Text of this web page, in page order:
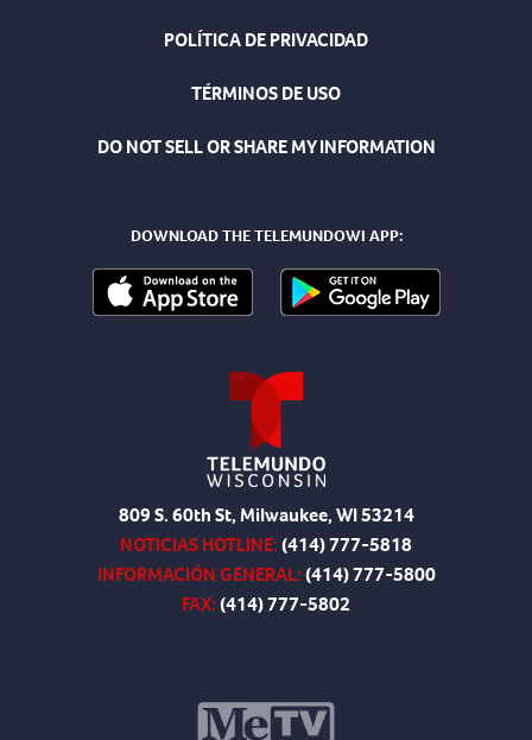
POLÍTICA DE PRIVACIDAD
TÉRMINOS DE USO
DO NOT SELL OR SHARE MY INFORMATION
DOWNLOAD THE TELEMUNDOWI APP:
809 S. 60th St, Milwaukee, WI 53214
NOTICIAS HOTLINE:(414) 777-5818
INFORMACIÓN GENERAL:(414) 777-5800
FAX:(414) 777-5802